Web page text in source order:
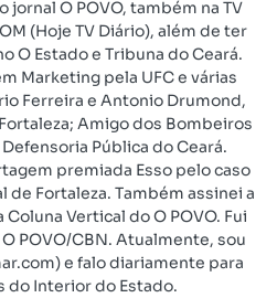
jornal O POVO, também na TV
(Hoje TV Diário), além de ter
O Estado e Tribuna do Ceará.
Marketing pela UFC e várias
Ferreira e Antonio Drumond,
Amigo dos Bombeiros
Pública do Ceará.
premiada Esso pelo caso
de Fortaleza. Também assinei a
Vertical do O POVO. Fui
POVO/CBN. Atualmente, sou
e falo diariamente para
do Interior do Estado.